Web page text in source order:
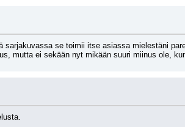
sarjakuvassa se toimii itse asiassa mielestäni
mutta ei sekään nyt mikään suuri miinus ole,